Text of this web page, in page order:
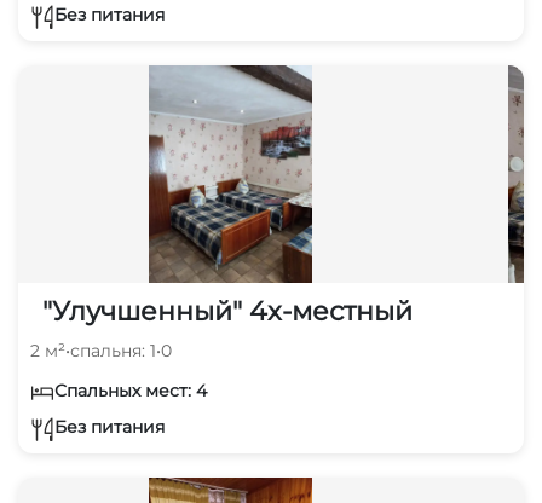
Без питания
"Улучшенный" 4х-местный
2 м²•спальня: 1•0
Спальных мест: 4
Без питания